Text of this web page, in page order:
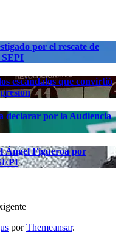
por el rescate de
SEPI
escándalos que convirtió
declarar por la Audiencia
Ángel Figueroa por
porThemeansar.